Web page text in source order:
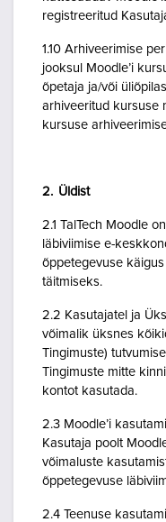
registreeritud
1.10 Arhiveerimise
jooksul Moodle’i
õpetaja ja/või
arhiveeritud kursuse
kursuse
2. Üldist
2.1 TalTech Moodle
läbiviimise e-
õppetegevuse
täitmiseks.
2.2 Kasutajatel ja
võimalik üksnes
Tingimuste)
Tingimuste mitte
kontot kasutada.
2.3 Moodle’i
Kasutaja poolt
võimaluste
õppetegevuse
2.4 Teenuse